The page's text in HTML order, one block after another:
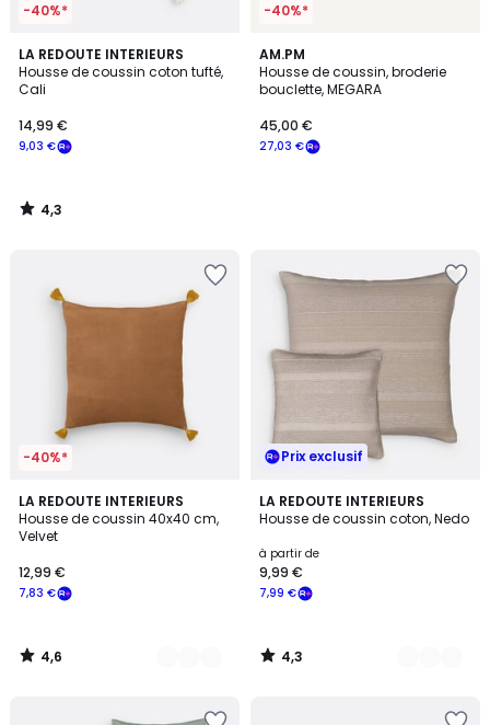
-40%*
LA REDOUTE INTERIEURS
Housse de coussin coton tufté,
Cali
9,03 €
14,99 €
4,3
/ 5
4,3
/
-40%*
AM.PM
Housse de coussin, broderie
bouclette, MEGARA
27,03 €
45,00 €
-40%*
LA REDOUTE INTERIEURS
Housse de coussin 40x40 cm,
Velvet
7,83 €
12,99 €
4,6
/ 5
10
Couleurs
4,6
/
Prix exclusif
LA REDOUTE INTERIEURS
Housse de coussin coton, Nedo
à partir de
7,99 €
9,99 €
4,3
/ 5
12
Couleurs
4,3
/